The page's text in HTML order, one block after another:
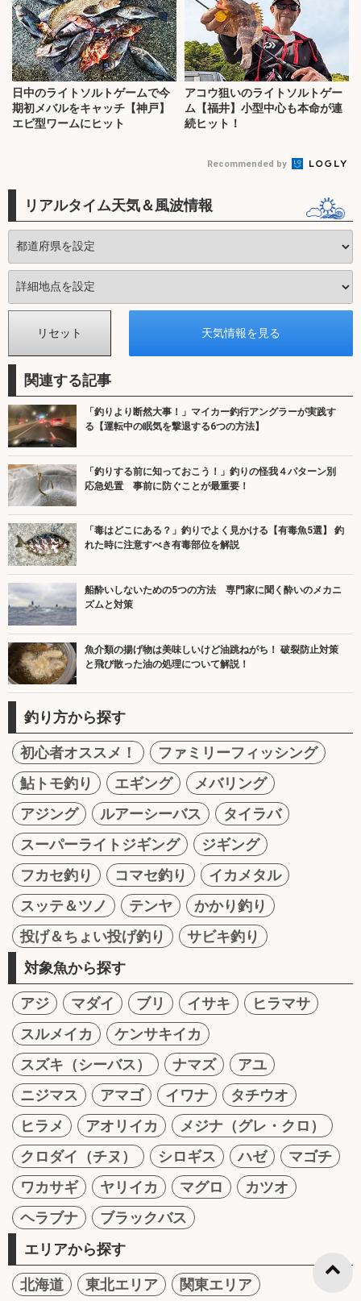
日中のライトソルトゲームで今
期初メバルをキャッチ【神戸】
エビ型ワームにヒット
アコウ狙いのライトソルトゲー
ム【福井】小型中心も本命が連
続ヒット！
Recommended by
リアルタイム天気＆風波情報
関連する記事
「釣りより断然大事！」マイカー釣行アングラーが実践す
る【運転中の眠気を撃退する6つの方法】
「釣りする前に知っておこう！」釣りの怪我４パターン別
応急処置 事前に防ぐことが最重要！
「毒はどこにある？」釣りでよく見かける【有毒魚5選】 釣
れた時に注意すべき有毒部位を解説
船酔いしないための5つの方法 専門家に聞く酔いのメカニ
ズムと対策
魚介類の揚げ物は美味しいけど油跳ねがち！ 破裂防止対策
と飛び散った油の処理について解説！
釣り方から探す
初心者オススメ！
ファミリーフィッシング
鮎トモ釣り
エギング
メバリング
アジング
ルアーシーバス
タイラバ
スーパーライトジギング
ジギング
フカセ釣り
コマセ釣り
イカメタル
スッテ＆ツノ
テンヤ
かかり釣り
投げ＆ちょい投げ釣り
サビキ釣り
対象魚から探す
アジ マダイ ブリ イサキ
ヒラマサ
スルメイカ
ケンサキイカ
スズキ（シーバス）
ナマズ
アユ
ニジマス
アマゴ イワナ
タチウオ
ヒラメ
アオリイカ
メジナ（グレ・クロ）
クロダイ（チヌ）
シロギス ハゼ
マゴチ
ワカサギ
ヤリイカ マグロ
カツオ
ヘラブナ
ブラックバス
エリアから探す
北海道 東北エリア 関東エリア